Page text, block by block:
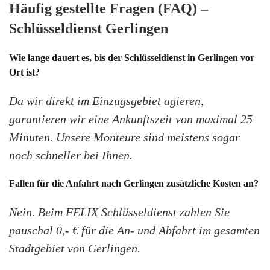
Häufig gestellte Fragen (FAQ) –
Schlüsseldienst Gerlingen
Wie lange dauert es, bis der Schlüsseldienst in Gerlingen vor
Ort ist?
Da wir direkt im Einzugsgebiet agieren,
garantieren wir eine Ankunftszeit von maximal 25
Minuten. Unsere Monteure sind meistens sogar
noch schneller bei Ihnen.
Fallen für die Anfahrt nach Gerlingen zusätzliche Kosten an?
Nein. Beim FELIX Schlüsseldienst zahlen Sie
pauschal 0,- € für die An- und Abfahrt im gesamten
Stadtgebiet von Gerlingen.